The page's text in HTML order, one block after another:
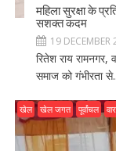
महिला सुरक्षा के
सशक्त कदम
19 DECEMBER
रितेश राय रामनगर,
समाज को गंभीरता
खेल खेल जगत पूर्वांचल